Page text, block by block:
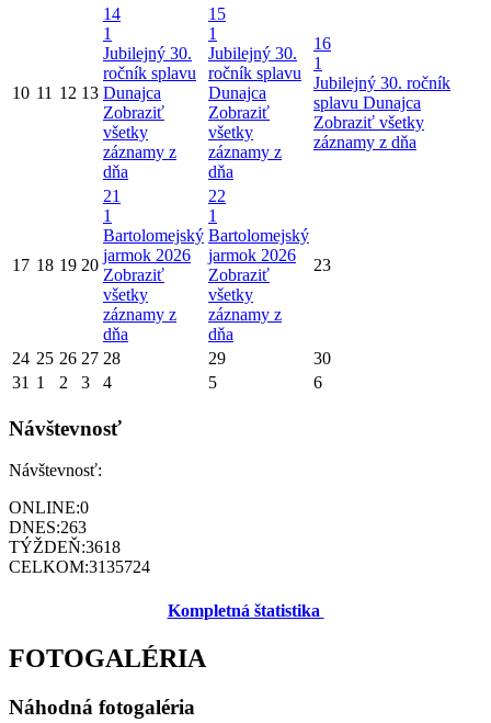
10 11 12 13
14
1
Jubilejný 30.
ročník splavu
Dunajca
Zobraziť
všetky
záznamy z
dňa
15
1
Jubilejný 30.
ročník splavu
Dunajca
Zobraziť
všetky
záznamy z
dňa
16
1
Jubilejný 30. ročník
splavu Dunajca
Zobraziť všetky
záznamy z dňa
17 18 19 20
21
1
Bartolomejský
jarmok 2026
Zobraziť
všetky
záznamy z
dňa
22
1
Bartolomejský
jarmok 2026
Zobraziť
všetky
záznamy z
dňa
23
24 25 26 27 28 29
30
31 1 2 3 4 5 6
Návštevnosť
Návštevnosť:
ONLINE:0
DNES:263
TÝŽDEŇ:3618
CELKOM:3135724
Kompletná štatistika
FOTOGALÉRIA
Náhodná fotogaléria